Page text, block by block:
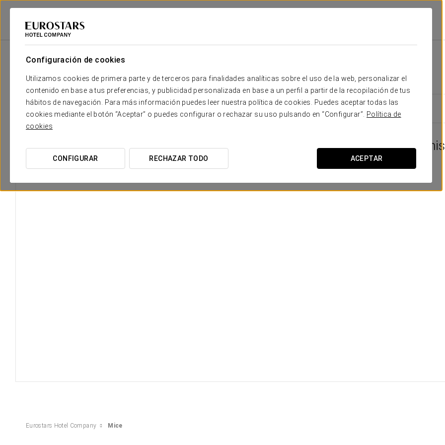
Configuración de cookies
Utilizamos cookies de primera parte y de terceros para finalidades analíticas sobre el uso de la web, personalizar el
contenido en base a tus preferencias, y publicidad personalizada en base a un perfil a partir de la recopilación de tus
hábitos de navegación. Para más información puedes leer nuestra política de cookies. Puedes aceptar todas las
cookies mediante el botón “Aceptar” o puedes configurar o rechazar su uso pulsando en “Configurar”.
Política de
cookies
CONFIGURAR RECHAZAR TODO ACEPTAR
Eurostars Hotel Company
ITF World
Eurostars Hotel Company Mice